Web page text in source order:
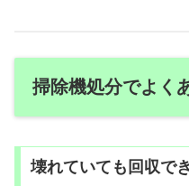
掃除機処分でよく
壊れていても回収で